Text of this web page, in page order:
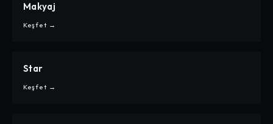
CARPE
MAKYAJ
Makyaj
Keşfet →
CARPE
STAR
Star
Keşfet →